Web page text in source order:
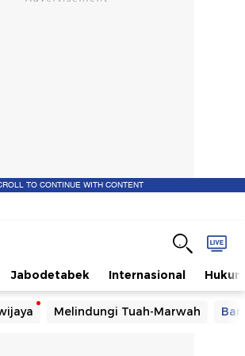
TO CONTINUE WITH CONTENT
Jabodetabek Internasional Hukum
Melindungi Tuah-Marwah